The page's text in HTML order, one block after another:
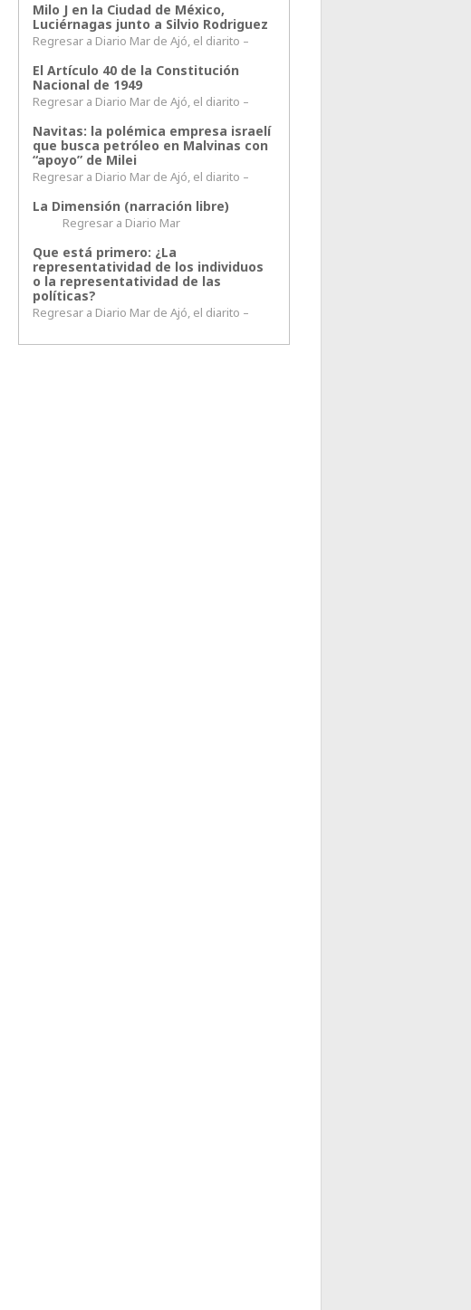
Milo J en la Ciudad de México,
Luciérnagas junto a Silvio Rodriguez
Regresar a Diario Mar de Ajó, el diarito –
El Artículo 40 de la Constitución
Nacional de 1949
Regresar a Diario Mar de Ajó, el diarito –
Navitas: la polémica empresa israelí
que busca petróleo en Malvinas con
“apoyo” de Milei
Regresar a Diario Mar de Ajó, el diarito –
La Dimensión (narración libre)
Regresar a Diario Mar
Que está primero: ¿La
representatividad de los individuos
o la representatividad de las
políticas?
Regresar a Diario Mar de Ajó, el diarito –